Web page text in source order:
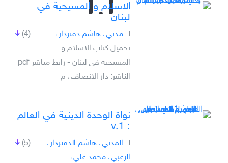
الاسلام و المسيحية في
لبنان
(4) لـِ: مدني، هاشم دفتردار،
تحميل كتاب الاسلام و
المسيحية في لبنان - رابط مباشر pdf
الناشر: دار الانصاف، م
نواة الوحدة الدينية في العالم
: v.1
(5) لـِ: المدني، هاشم الدفتردار،
الزعبي، محمد علي،